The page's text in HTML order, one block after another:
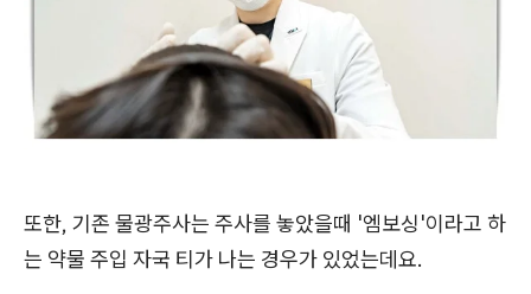
또한, 기존 물광주사는 주사를 놓았을때 '엠보싱'이라고 하
는 약물 주입 자국 티가 나는 경우가 있었는데요.